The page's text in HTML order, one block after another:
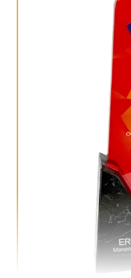
为支持员工适应新岗位
程，透过互动式小组讨